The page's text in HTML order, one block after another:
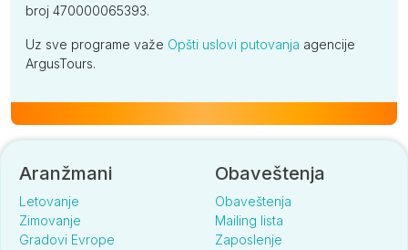
broj 470000065393.
Uz sve programe važe Opšti uslovi putovanja agencije
ArgusTours.
Aranžmani
Letovanje
Zimovanje
Gradovi Evrope
Obaveštenja
Obaveštenja
Mailing lista
Zaposlenje